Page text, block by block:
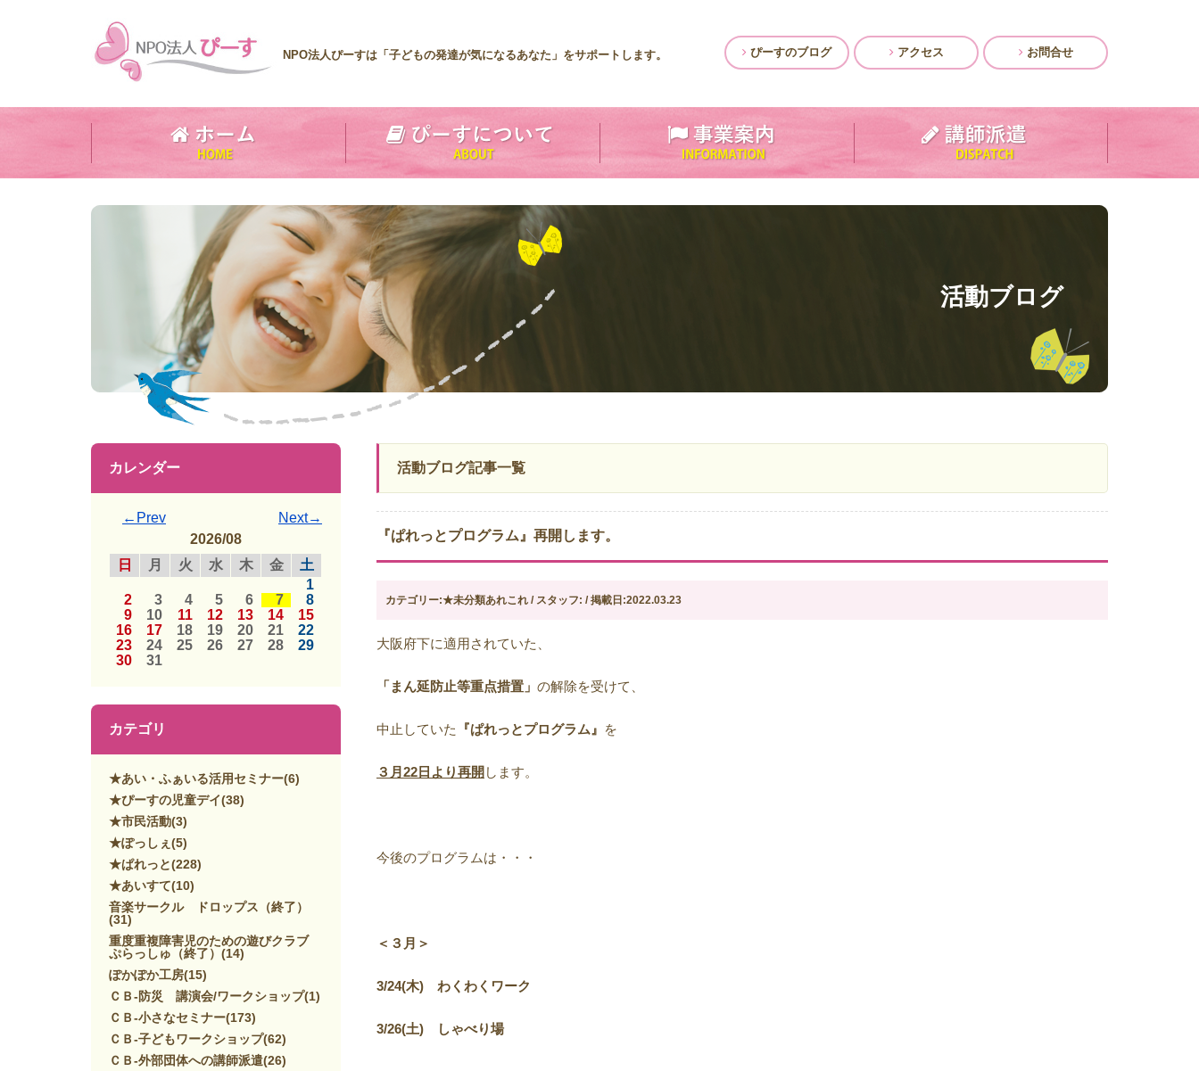
NPO法人ぴーすは「子どもの発達が気になるあなた」をサポートします。 ぴーすのブログ アクセス お問合せ
活動ブログ
活動ブログ記事一覧
『ぱれっとプログラム』再開します。
カテゴリー:★未分類あれこれ / スタッフ: / 掲載日:2022.03.23
大阪府下に適用されていた、
「まん延防止等重点措置」 の解除を受けて、
中止していた 『ぱれっとプログラム』 を
３月 22 日より再開 します。
今後のプログラムは・・・
＜３月＞
3/24(木) わくわくワーク
3/26(土) しゃべり場
カレンダー
←Prev
Next→
2026/08
日
月 火 水 木 金
土
1
2
3 4 5 6 7
8
9
10 11 12 13 14
15
16
17 18 19 20 21
22
23
24 25 26 27 28
29
30
31
カテゴリ
★あい・ふぁいる活用セミナー(6)
★ぴーすの児童デイ(38)
★市民活動(3)
★ぽっしぇ (5)
★ぱれっと(228)
★あいすて(10)
音楽サークル ドロップス（終了）
(31)
重度重複障害児のための遊びクラブ
ぷらっしゅ（終了） (14)
ぽかぽか工房(15)
ＣＢ-防災 講演会/ワークショップ(1)
ＣＢ-小さなセミナー(173)
ＣＢ-子どもワークショップ(62)
ＣＢ-外部団体への講師派遣(26)